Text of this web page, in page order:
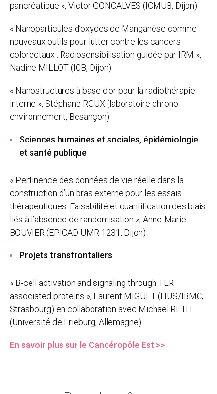
pancréatique », Victor GONCALVES (ICMUB, Dijon)
« Nanoparticules d’oxydes de Manganèse comme
nouveaux outils pour lutter contre les cancers
colorectaux : Radiosensibilisation guidée par IRM »,
Nadine MILLOT (ICB, Dijon)
« Nanostructures à base d’or pour la radiothérapie
interne », Stéphane ROUX (laboratoire chrono-
environnement, Besançon)
Sciences humaines et sociales, épidémiologie
et santé publique
« Pertinence des données de vie réelle dans la
construction d’un bras externe pour les essais
thérapeutiques. Faisabilité et quantification des biais
liés à l’absence de randomisation », Anne-Marie
BOUVIER (EPICAD UMR 1231, Dijon)
Projets transfrontaliers
« B-cell activation and signaling through TLR
associated proteins », Laurent MIGUET (HUS/IBMC,
Strasbourg) en collaboration avec Michael RETH
(Université de Frieburg, Allemagne)
En savoir plus sur le Cancéropôle Est >>